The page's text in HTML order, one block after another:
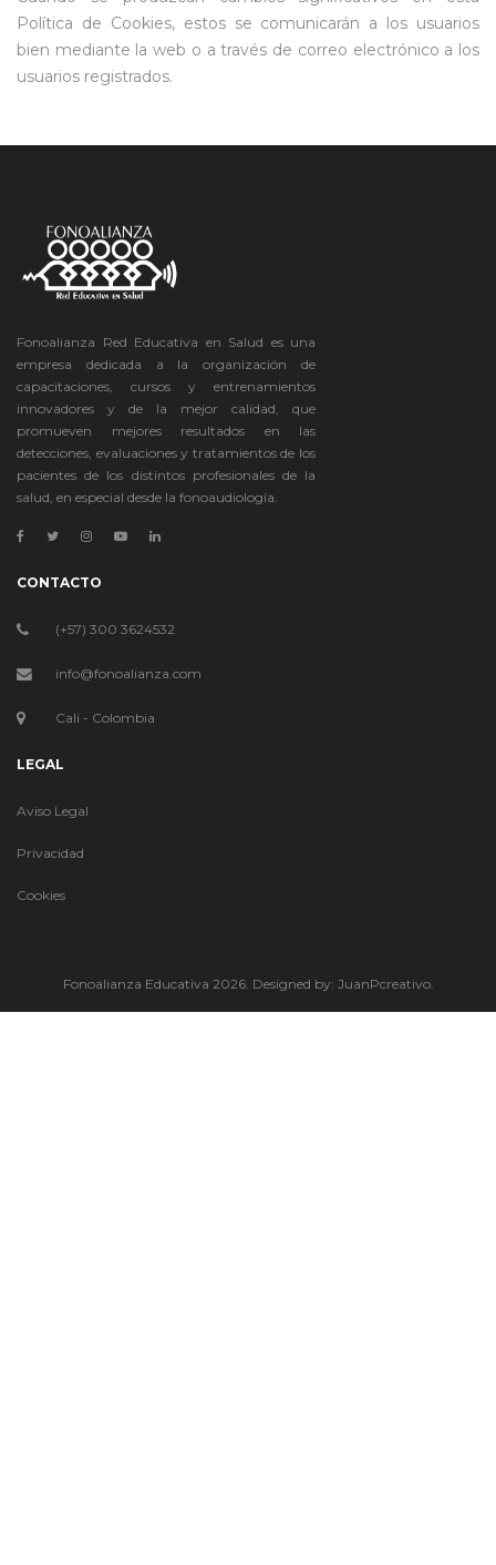
Política de Cookies, estos se comunicarán a los usuarios
bien mediante la web o a través de correo electrónico a los
usuarios registrados.
Fonoalianza Red Educativa en Salud es una
empresa dedicada a la organización de
capacitaciones, cursos y entrenamientos
innovadores y de la mejor calidad, que
promueven mejores resultados en las
detecciones, evaluaciones y tratamientos de los
pacientes de los distintos profesionales de la
salud, en especial desde la fonoaudiología.
CONTACTO
(+57) 300 3624532
info@fonoalianza.com
Cali - Colombia
LEGAL
Aviso Legal
Privacidad
Cookies
Fonoalianza Educativa 2026. Designed by: JuanPcreativo.